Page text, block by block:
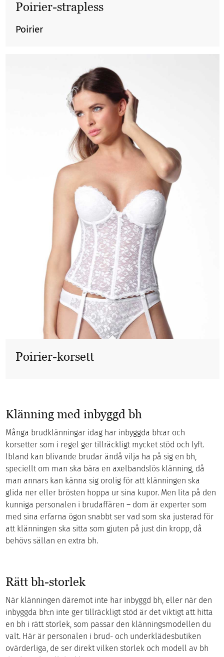
Poirier-strapless
Poirier
Poirier-korsett
Klänning med inbyggd bh
Många brudklänningar idag har inbyggda bh:ar och
korsetter som i regel ger tillräckligt mycket stöd och lyft.
Ibland kan blivande brudar ändå vilja ha på sig en bh,
speciellt om man ska bära en axelbandslös klänning, då
man annars kan känna sig orolig för att klänningen ska
glida ner eller brösten hoppa ur sina kupor. Men lita på den
kunniga personalen i brudaffären – dom är experter som
med sina erfarna ögon snabbt ser vad som ska justerad för
att klänningen ska sitta som gjuten på just din kropp, då
behövs sällan en extra bh.
Rätt bh-storlek
När klänningen däremot inte har inbyggd bh, eller när den
inbyggda bh:n inte ger tillräckligt stöd är det viktigt att hitta
en bh i rätt storlek, som passar den klänningsmodellen du
valt. Här är personalen i brud- och underklädesbutiken
ovärderliga, de ser direkt vilken storlek och modell av bh